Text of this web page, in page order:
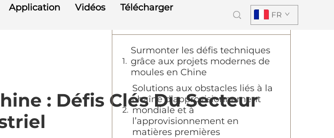
Application Vidéos
Télécharger
FR
: Défis Clés Du Secteur
Surmonter les défis techniques
grâce aux projets modernes de
moules en Chine
Solutions aux obstacles liés à la
chaîne d’approvisionnement
mondiale et à
l’approvisionnement en
matières premières